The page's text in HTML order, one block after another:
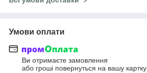
Умови оплати
Ви отримаєте замовлення
або гроші повернуться на вашу картку